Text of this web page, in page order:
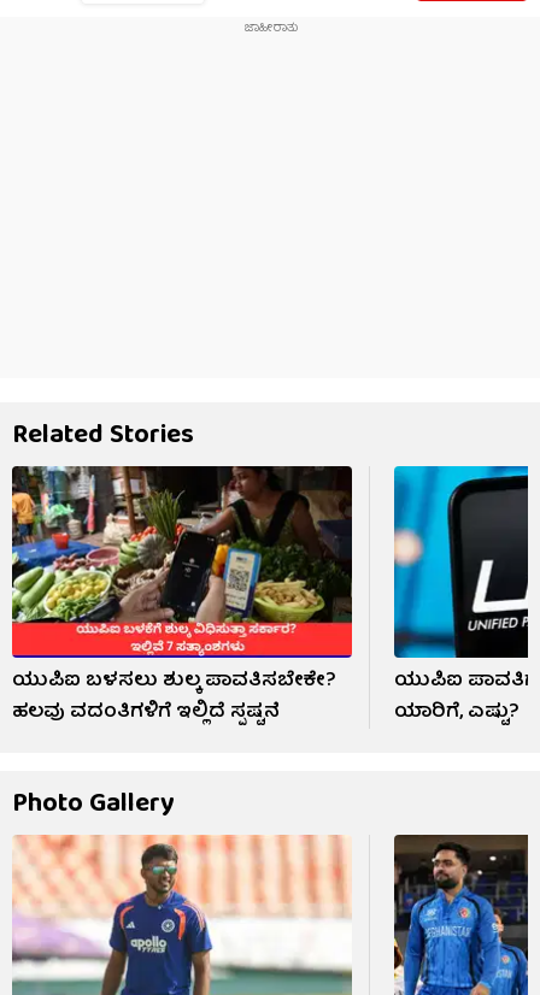
Related Stories
ಯುಪಿಐ ಬಳಸಲು ಶುಲ್ಕ ಪಾವತಿಸಬೇಕೇ?
ಹಲವು ವದಂತಿಗಳಿಗೆ ಇಲ್ಲಿದೆ ಸ್ಪಷ್ಟನೆ
ಯುಪಿಐ ಪಾವತಿಗೆ
ಯಾರಿಗೆ, ಎಷ್ಟು?
Photo Gallery